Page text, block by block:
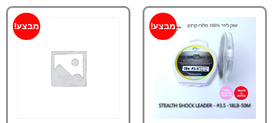
מבצע! מבצע!